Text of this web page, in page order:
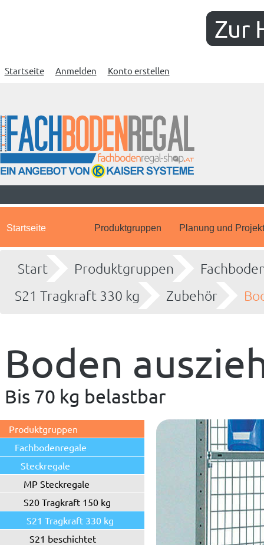
Zur
Startseite Anmelden Konto erstellen
Startseite Produktgruppen Planung und
Start Produktgruppen
S21 Tragkraft 330 kg
Zubehör
Boden
Bis 70 kg belastbar
Produktgruppen
Fachbodenregale
Steckregale
MP Steckregale
S20 Tragkraft 150 kg
S21 Tragkraft 330 kg
S21 beschichtet